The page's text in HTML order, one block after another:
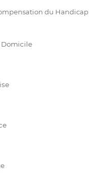
du Handicap
Domicile